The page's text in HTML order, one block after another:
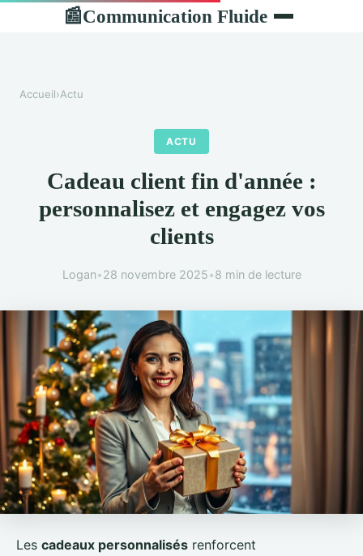
📰Communication Fluide
Accueil›Actu
ACTU
Cadeau client fin d'année :
personnalisez et engagez vos
clients
Logan•28 novembre 2025•8 min de lecture
Les cadeaux personnalisés renforcent